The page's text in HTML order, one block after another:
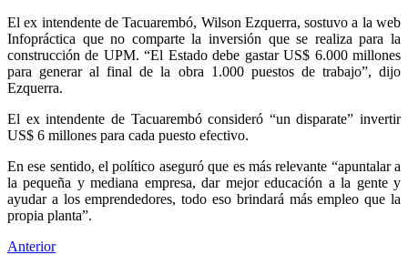
El ex intendente de Tacuarembó, Wilson Ezquerra, sostuvo a la web
Infopráctica que no comparte la inversión que se realiza para la
construcción de UPM. “El Estado debe gastar US$ 6.000 millones
para generar al final de la obra 1.000 puestos de trabajo”, dijo
Ezquerra.
El ex intendente de Tacuarembó consideró “un disparate” invertir
US$ 6 millones para cada puesto efectivo.
En ese sentido, el político aseguró que es más relevante “apuntalar a
la pequeña y mediana empresa, dar mejor educación a la gente y
ayudar a los emprendedores, todo eso brindará más empleo que la
propia planta”.
Anterior